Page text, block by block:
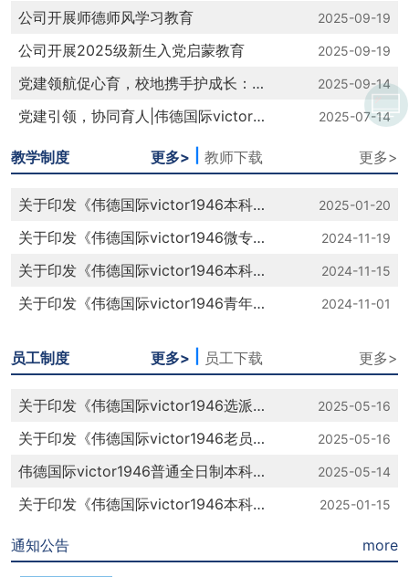
​公司开展师德师风学习教育 2025-09-19
​公司开展2025级新生入党启蒙教育 2025-09-19
党建领航促心育，校地携手护成长：​公司与袁崇焕中学共探青少年心理健康新路径 2025-09-14
党建引领，协同育人|​伟德国际victor1946教师党支部与广东启盟律师事务所党支部开展党建共建活动 2025-07-14
教学制度 更多> 教师下载 更多>
关于印发《伟德国际victor1946本科人才培养质量达成度评价管理办法》的通知 2025-01-20
关于印发《伟德国际victor1946微专业建设与管理办法（试行）》的通知 2024-11-19
关于印发《伟德国际victor1946本科课程考核管理规定》的通知 2024-11-15
关于印发《伟德国际victor1946青年教师担任助教工作制度》的通知 2024-11-01
员工制度 更多> 员工下载 更多>
关于印发《伟德国际victor1946选派支教员工学业管理实施细则（修订）》的通知 2025-05-16
关于印发《伟德国际victor1946老员工参军入伍工作管理办法（修订）》的通知 2025-05-16
伟德国际victor1946普通全日制本科生转专业实施办法（2025年修订） 2025-05-14
关于印发《伟德国际victor1946本科生实习管理办法》的通知 2025-01-15
通知公告 more